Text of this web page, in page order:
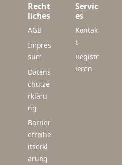
Recht
liches
AGB
Impres
sum
Datens
chutze
rkläru
ng
Barrier
efreihe
itserkl
ärung
Servic
es
Kontak
t
Registr
ieren